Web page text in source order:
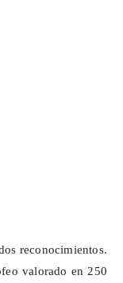
reconocimientos.
valorado en 250